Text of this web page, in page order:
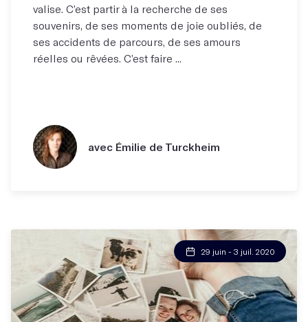
valise. C’est partir à la recherche de ses
souvenirs, de ses moments de joie oubliés, de
ses accidents de parcours, de ses amours
réelles ou rêvées. C’est faire ...
avec Émilie de Turckheim
29 juin - 3 juil. 2020